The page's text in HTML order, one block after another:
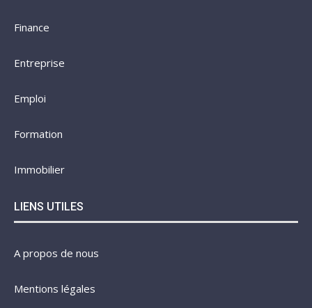
Finance
Entreprise
Emploi
Formation
Immobilier
LIENS UTILES
A propos de nous
Mentions légales